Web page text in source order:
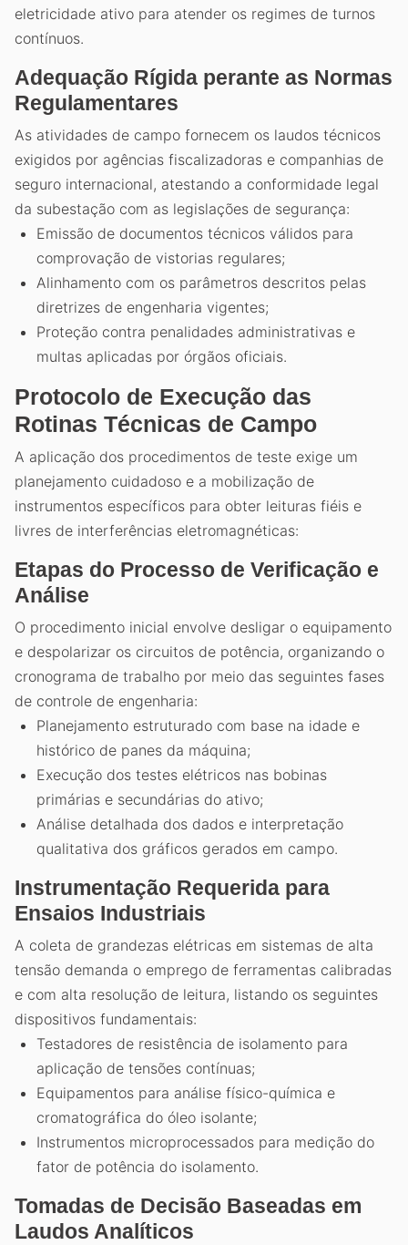
eletricidade ativo para atender os regimes de turnos
contínuos.
Adequação Rígida perante as Normas
Regulamentares
As atividades de campo fornecem os laudos técnicos
exigidos por agências fiscalizadoras e companhias de
seguro internacional, atestando a conformidade legal
da subestação com as legislações de segurança:
Emissão de documentos técnicos válidos para
comprovação de vistorias regulares;
Alinhamento com os parâmetros descritos pelas
diretrizes de engenharia vigentes;
Proteção contra penalidades administrativas e
multas aplicadas por órgãos oficiais.
Protocolo de Execução das
Rotinas Técnicas de Campo
A aplicação dos procedimentos de teste exige um
planejamento cuidadoso e a mobilização de
instrumentos específicos para obter leituras fiéis e
livres de interferências eletromagnéticas:
Etapas do Processo de Verificação e
Análise
O procedimento inicial envolve desligar o equipamento
e despolarizar os circuitos de potência, organizando o
cronograma de trabalho por meio das seguintes fases
de controle de engenharia:
Planejamento estruturado com base na idade e
histórico de panes da máquina;
Execução dos testes elétricos nas bobinas
primárias e secundárias do ativo;
Análise detalhada dos dados e interpretação
qualitativa dos gráficos gerados em campo.
Instrumentação Requerida para
Ensaios Industriais
A coleta de grandezas elétricas em sistemas de alta
tensão demanda o emprego de ferramentas calibradas
e com alta resolução de leitura, listando os seguintes
dispositivos fundamentais:
Testadores de resistência de isolamento para
aplicação de tensões contínuas;
Equipamentos para análise físico-química e
cromatográfica do óleo isolante;
Instrumentos microprocessados para medição do
fator de potência do isolamento.
Tomadas de Decisão Baseadas em
Laudos Analíticos